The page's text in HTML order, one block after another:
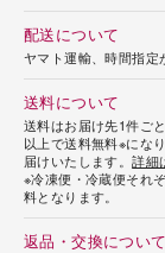
配送について
ヤマト運輸、時間指定
送料について
送料はお届け先1件ご
以上で送料無料※にな
届けいたします。詳細
※冷凍便・冷蔵便それ
料となります。
返品・交換について